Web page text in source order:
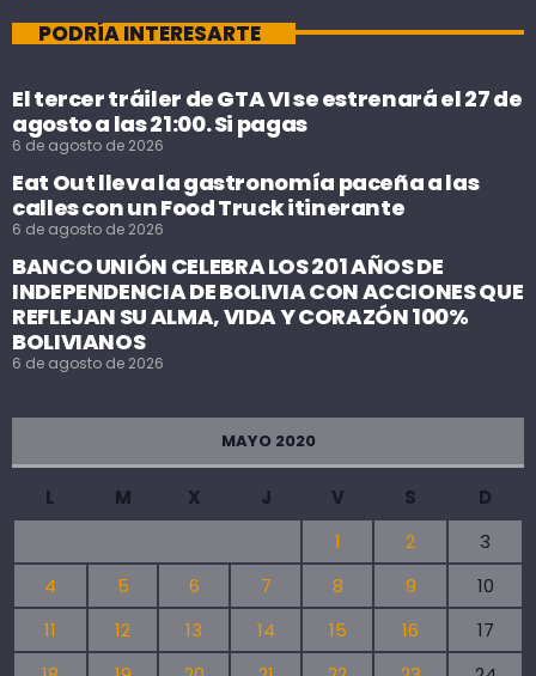
PODRÍA INTERESARTE
El tercer tráiler de GTA VI se estrenará el 27 de
agosto a las 21:00. Si pagas
6 de agosto de 2026
Eat Out lleva la gastronomía paceña a las
calles con un Food Truck itinerante
6 de agosto de 2026
BANCO UNIÓN CELEBRA LOS 201 AÑOS DE
INDEPENDENCIA DE BOLIVIA CON ACCIONES QUE
REFLEJAN SU ALMA, VIDA Y CORAZÓN 100%
BOLIVIANOS
6 de agosto de 2026
MAYO 2020
L M X J V S
D
1
2
3
4
5 6 7 8 9
10
11
12 13 14 15 16
17